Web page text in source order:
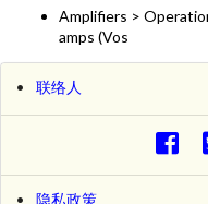
Amplifiers >
amps (Vos
联络人
隐私政策